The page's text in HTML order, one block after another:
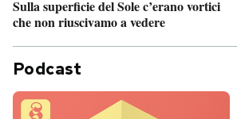
Sulla superficie del Sole c’erano vortici
che non riuscivamo a vedere
Podcast